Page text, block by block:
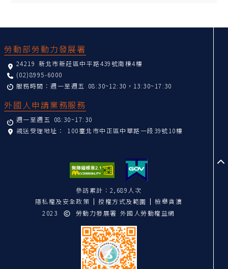
勞動部勞動力發展署
24219 新北市新莊區中平路439號南棟4樓
(02)8995-6000
服務時間：週一至週五 08:30~12:30，13:30~17:30
外國人申請業務服務
週一至週五 08:30~17:30
親送受理地址： 100臺北市中正區中華路一段39號10樓
參訪累計：2,689人次
隱私權及安全政策
授權方式及範圍
檢舉貪瀆
2023
勞動力發展署 外國人勞動權益網
至